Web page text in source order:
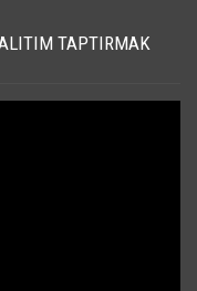
TAPTIRMAK